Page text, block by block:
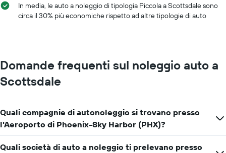
In media, le auto a noleggio di tipologia Piccola a Scottsdale sono
circa il 30% più economiche rispetto ad altre tipologie di auto
Domande frequenti sul noleggio auto a
Scottsdale
Quali compagnie di autonoleggio si trovano presso
l'Aeroporto di Phoenix-Sky Harbor (PHX)?
Quali società di auto a noleggio ti prelevano presso